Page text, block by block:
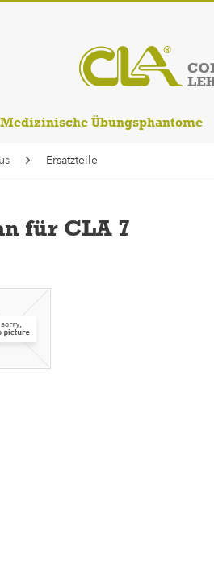
Medizinische Übungsphantome
Ersatzteile
für CLA 7